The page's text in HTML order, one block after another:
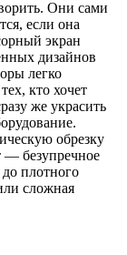
Они сами
если она
экран
дизайнов
легко
кто хочет
же украсить
обрезку
— безупречное
плотного
сложная